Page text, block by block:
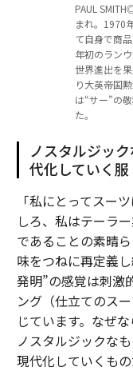
PAUL
まれ。1970
て自身で商
年初のラン
世界進出を
り大英帝国
は“サー”の
た。
ノスタルジッ
代化していく服
「私にとってスー
しろ、私はテーラ
であることの素晴
味をつねに再定義
発明”の感覚は刺激
ング（仕立てのス
じています。なぜ
ノスタルジックな
現代化していくもの